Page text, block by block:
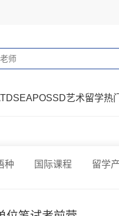
DSEAPOSSD艺术留学热
种 国际课程 留学